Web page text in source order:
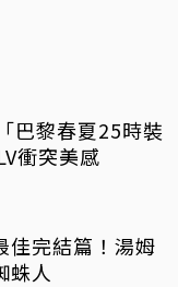
巴黎春夏25時裝
衝突美感
佳完結篇！湯姆
蛛人